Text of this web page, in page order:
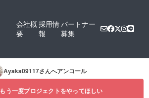
会社概
要
採用情
報
パートナー
募集
Ayaka09117さんへアンコール
もう一度プロジェクトをやってほしい